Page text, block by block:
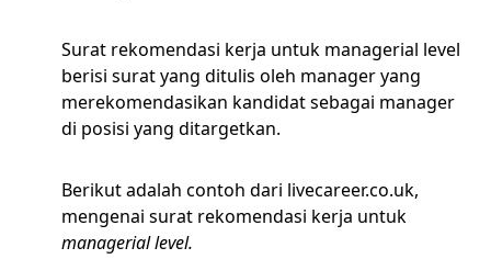
Surat rekomendasi kerja untuk managerial level
berisi surat yang ditulis oleh manager yang
merekomendasikan kandidat sebagai manager
di posisi yang ditargetkan.
Berikut adalah contoh dari livecareer.co.uk,
mengenai surat rekomendasi kerja untuk
managerial level.